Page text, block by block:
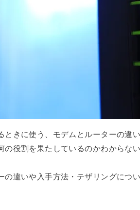
ときに使う、モデムとルーターの違
役割を果たしているのかわからな
の違いや入手方法・テザリングにつ